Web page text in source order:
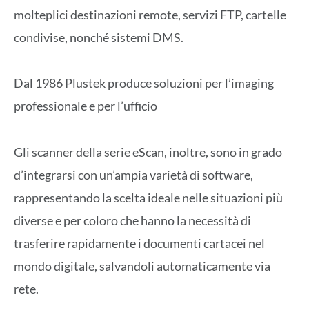
molteplici destinazioni remote, servizi FTP, cartelle
condivise, nonché sistemi DMS.
Dal 1986 Plustek produce soluzioni per l’imaging
professionale e per l’ufficio
Gli scanner della serie eScan, inoltre, sono in grado
d’integrarsi con un’ampia varietà di software,
rappresentando la scelta ideale nelle situazioni più
diverse e per coloro che hanno la necessità di
trasferire rapidamente i documenti cartacei nel
mondo digitale, salvandoli automaticamente via
rete.